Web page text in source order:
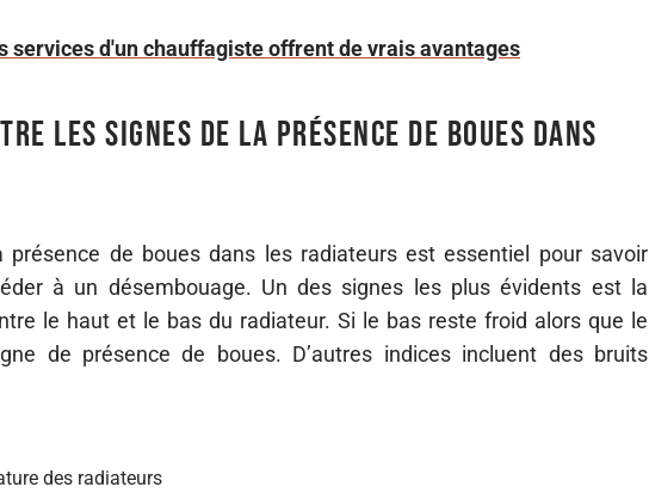
services d'un chauffagiste offrent de vrais avantages
les signes de la présence de boues dans
présence de boues dans les radiateurs est essentiel pour savoir
à un désembouage. Un des signes les plus évidents est la
le haut et le bas du radiateur. Si le bas reste froid alors que le
de présence de boues. D’autres indices incluent des bruits
des radiateurs